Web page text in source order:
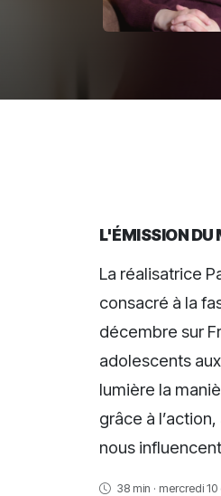
L'ÉMISSION DU
La réalisatrice
consacré à la
décembre sur
adolescents
lumière la
grâce à
nous
38 min · mercredi